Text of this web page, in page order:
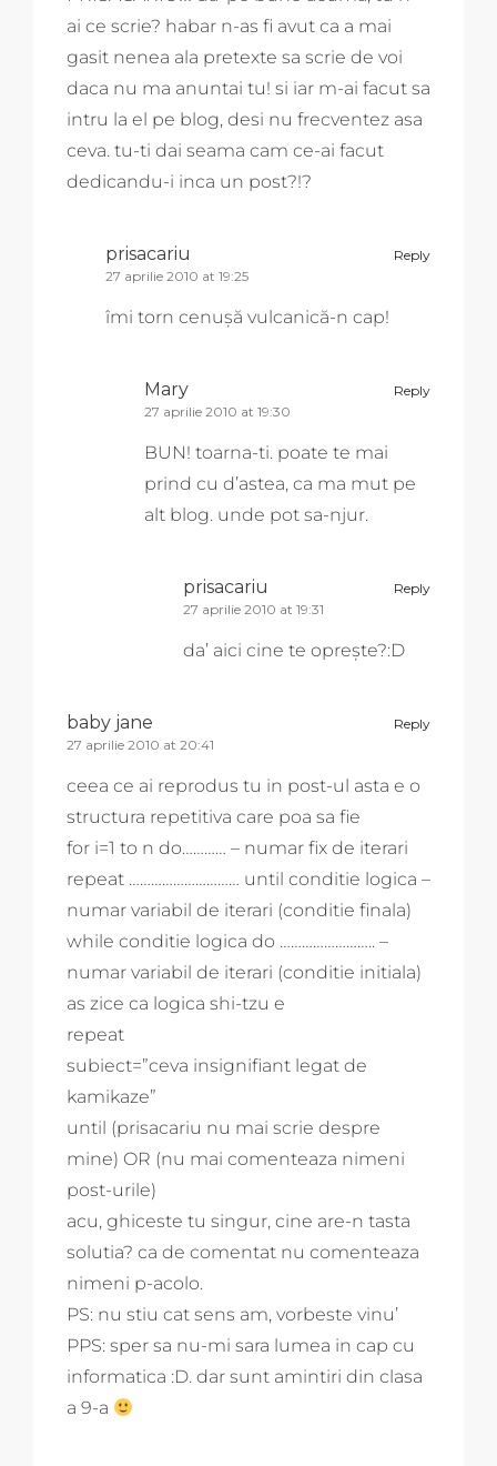
ai ce scrie? habar n-as fi avut ca a mai
gasit nenea ala pretexte sa scrie de voi
daca nu ma anuntai tu! si iar m-ai facut sa
intru la el pe blog, desi nu frecventez asa
ceva. tu-ti dai seama cam ce-ai facut
dedicandu-i inca un post?!?
Reply
prisacariu
27 aprilie 2010 at 19:25
îmi torn cenușă vulcanică-n cap!
Reply
Mary
27 aprilie 2010 at 19:30
BUN! toarna-ti. poate te mai
prind cu d’astea, ca ma mut pe
alt blog. unde pot sa-njur.
Reply
prisacariu
27 aprilie 2010 at 19:31
da’ aici cine te oprește?:D
Reply
baby jane
27 aprilie 2010 at 20:41
ceea ce ai reprodus tu in post-ul asta e o
structura repetitiva care poa sa fie
for i=1 to n do………… – numar fix de iterari
repeat ………………………… until conditie logica –
numar variabil de iterari (conditie finala)
while conditie logica do …………………….. –
numar variabil de iterari (conditie initiala)
as zice ca logica shi-tzu e
repeat
subiect=”ceva insignifiant legat de
kamikaze”
until (prisacariu nu mai scrie despre
mine) OR (nu mai comenteaza nimeni
post-urile)
acu, ghiceste tu singur, cine are-n tasta
solutia? ca de comentat nu comenteaza
nimeni p-acolo.
PS: nu stiu cat sens am, vorbeste vinu’
PPS: sper sa nu-mi sara lumea in cap cu
informatica :D. dar sunt amintiri din clasa
a 9-a